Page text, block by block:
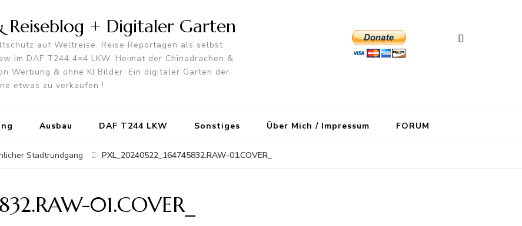
+ Digitaler Garten
auf Weltreise. Reise Reportagen als selbst
im DAF T244 4×4 LKW. Heimat der Chinadrachen &
Werbung & ohne KI Bilder. Ein digitaler Garten der
etwas zu verkaufen !
Ausbau DAF T244 LKW Sonstiges Über Mich / Impressum FORUM
Stadtrundgang PXL_20240522_164745832.RAW-01.COVER_
01.COVER_